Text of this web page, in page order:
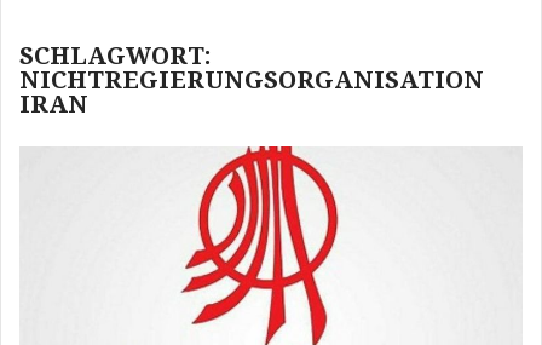
SCHLAGWORT:
NICHTREGIERUNGSORGANISATION
IRAN